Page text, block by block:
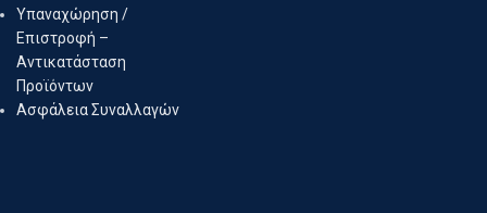
Υπαναχώρηση /
Επιστροφή –
Αντικατάσταση
Προϊόντων
Ασφάλεια Συναλλαγών